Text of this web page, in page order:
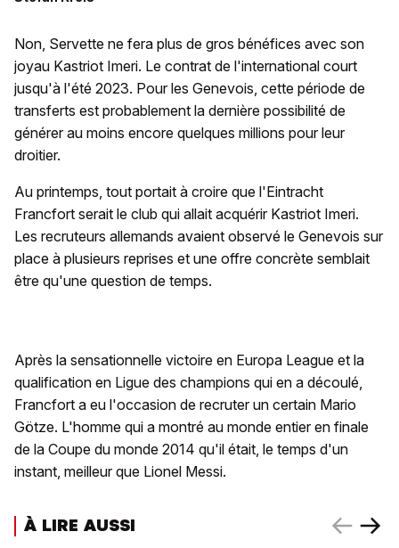
Non, Servette ne fera plus de gros bénéfices avec son
joyau Kastriot Imeri. Le contrat de l'international court
jusqu'à l'été 2023. Pour les Genevois, cette période de
transferts est probablement la dernière possibilité de
générer au moins encore quelques millions pour leur
droitier.
Au printemps, tout portait à croire que l'Eintracht
Francfort serait le club qui allait acquérir Kastriot Imeri.
Les recruteurs allemands avaient observé le Genevois sur
place à plusieurs reprises et une offre concrète semblait
être qu'une question de temps.
Après la sensationnelle victoire en Europa League et la
qualification en Ligue des champions qui en a découlé,
Francfort a eu l'occasion de recruter un certain Mario
Götze. L'homme qui a montré au monde entier en finale
de la Coupe du monde 2014 qu'il était, le temps d'un
instant, meilleur que Lionel Messi.
À LIRE AUSSI